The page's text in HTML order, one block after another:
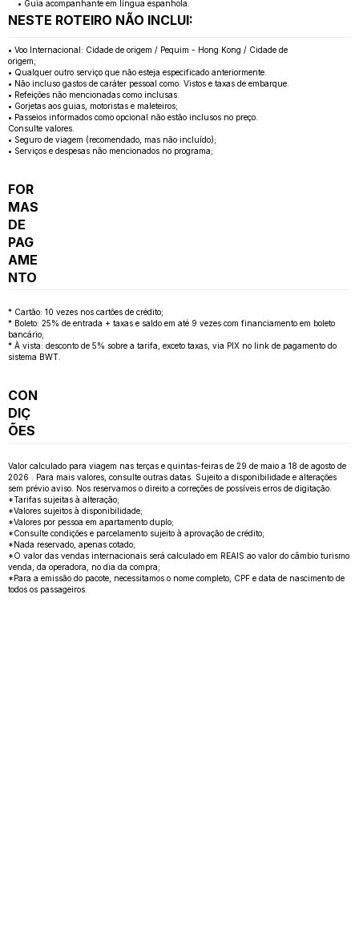
• Guia acompanhante em língua espanhola.
NESTE ROTEIRO NÃO INCLUI:
• Voo Internacional: Cidade de origem / Pequim - Hong Kong / Cidade de
origem;
• Qualquer outro serviço que não esteja especificado anteriormente.
• Não incluso gastos de caráter pessoal como: Vistos e taxas de embarque.
• Refeições não mencionadas como inclusas.
• Gorjetas aos guias, motoristas e maleteiros;
• Passeios informados como opcional não estão inclusos no preço.
Consulte valores.
• Seguro de viagem (recomendado, mas não incluído);
• Serviços e despesas não mencionados no programa;
FOR
MAS
DE
PAG
AME
NTO
* Cartão: 10 vezes nos cartões de crédito;
* Boleto: 25% de entrada + taxas e saldo em até 9 vezes com financiamento em boleto
bancário;
* À vista: desconto de 5% sobre a tarifa, exceto taxas, via PIX no link de pagamento do
sistema BWT.
CON
DIÇ
ÕES
Valor calculado para viagem nas terças e quintas-feiras de 29 de maio a 18 de agosto de
2026 . Para mais valores, consulte outras datas. Sujeito a disponibilidade e alterações
sem prévio aviso. Nos reservamos o direito a correções de possíveis erros de digitação.
*Tarifas sujeitas à alteração;
*Valores sujeitos à disponibilidade;
*Valores por pessoa em apartamento duplo;
*Consulte condições e parcelamento sujeito à aprovação de crédito;
*Nada reservado, apenas cotado;
*O valor das vendas internacionais será calculado em REAIS ao valor do câmbio turismo
venda, da operadora, no dia da compra;
*Para a emissão do pacote, necessitamos o nome completo, CPF e data de nascimento de
todos os passageiros.